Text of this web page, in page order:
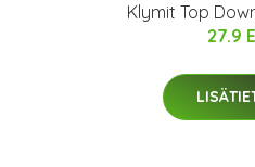
Klymit Top
27.9